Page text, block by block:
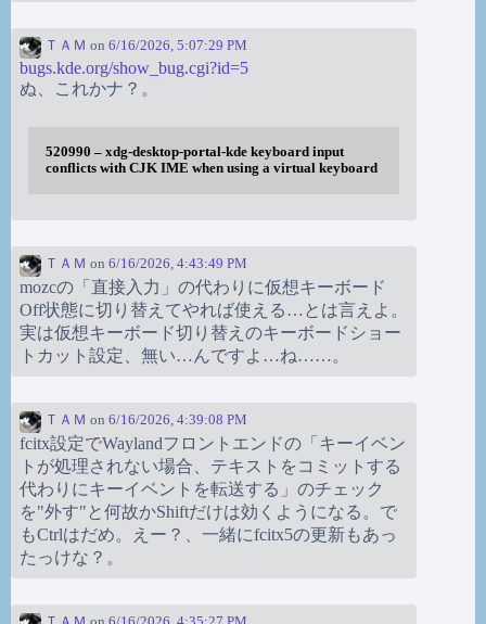
ＴＡＭ on 6/16/2026, 5:07:29 PM
bugs.kde.org/show_bug.cgi?id=5
ぬ、これかナ？。
520990 – xdg-desktop-portal-kde keyboard input
conflicts with CJK IME when using a virtual keyboard
ＴＡＭ on 6/16/2026, 4:43:49 PM
mozcの「直接入力」の代わりに仮想キーボード
Off状態に切り替えてやれば使える…とは言えよ。
実は仮想キーボード切り替えのキーボードショー
トカット設定、無い…んですよ…ね……。
ＴＡＭ on 6/16/2026, 4:39:08 PM
fcitx設定でWaylandフロントエンドの「キーイベン
トが処理されない場合、テキストをコミットする
代わりにキーイベントを転送する」のチェック
を"外す"と何故かShiftだけは効くようになる。で
もCtrlはだめ。えー？、一緒にfcitx5の更新もあっ
たっけな？。